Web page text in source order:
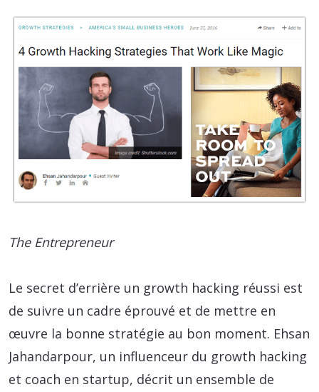
The Entrepreneur
Le secret d’errière un growth hacking réussi est
de suivre un cadre éprouvé et de mettre en
œuvre la bonne stratégie au bon moment. Ehsan
Jahandarpour, un influenceur du growth hacking
et coach en startup, décrit un ensemble de